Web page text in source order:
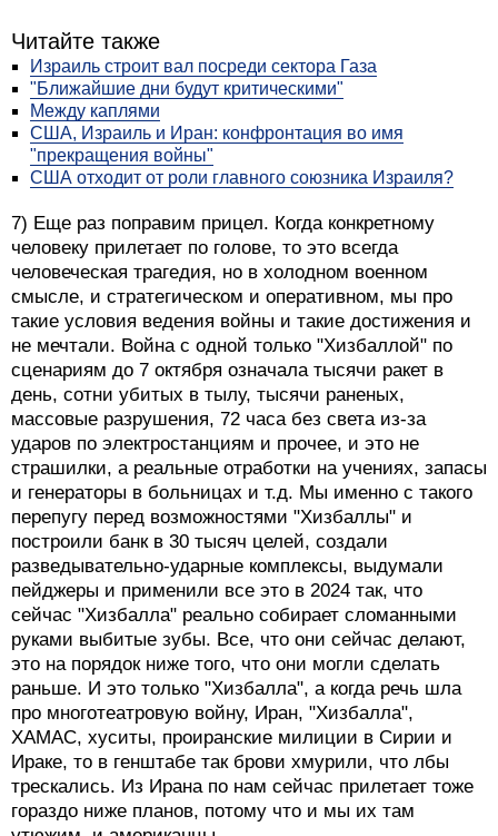
Читайте также
Израиль строит вал посреди сектора Газа
"Ближайшие дни будут критическими"
Между каплями
США, Израиль и Иран: конфронтация во имя
"прекращения войны"
США отходит от роли главного союзника Израиля?
7) Еще раз поправим прицел. Когда конкретному
человеку прилетает по голове, то это всегда
человеческая трагедия, но в холодном военном
смысле, и стратегическом и оперативном, мы про
такие условия ведения войны и такие достижения и
не мечтали. Война с одной только "Хизбаллой" по
сценариям до 7 октября означала тысячи ракет в
день, сотни убитых в тылу, тысячи раненых,
массовые разрушения, 72 часа без света из-за
ударов по электростанциям и прочее, и это не
страшилки, а реальные отработки на учениях, запасы
и генераторы в больницах и т.д. Мы именно с такого
перепугу перед возможностями "Хизбаллы" и
построили банк в 30 тысяч целей, создали
разведывательно-ударные комплексы, выдумали
пейджеры и применили все это в 2024 так, что
сейчас "Хизбалла" реально собирает сломанными
руками выбитые зубы. Все, что они сейчас делают,
это на порядок ниже того, что они могли сделать
раньше. И это только "Хизбалла", а когда речь шла
про многотеатровую войну, Иран, "Хизбалла",
ХАМАС, хуситы, проиранские милиции в Сирии и
Ираке, то в генштабе так брови хмурили, что лбы
трескались. Из Ирана по нам сейчас прилетает тоже
гораздо ниже планов, потому что и мы их там